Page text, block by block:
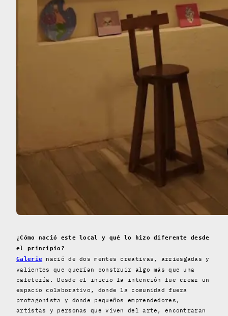
¿Cómo nació este local y qué lo hizo diferente desde
el principio?
Galerie nació de dos mentes creativas, arriesgadas y
valientes que querían construir algo más que una
cafetería. Desde el inicio la intención fue crear un
espacio colaborativo, donde la comunidad fuera
protagonista y donde pequeños emprendedores,
artistas y personas que viven del arte, encontraran